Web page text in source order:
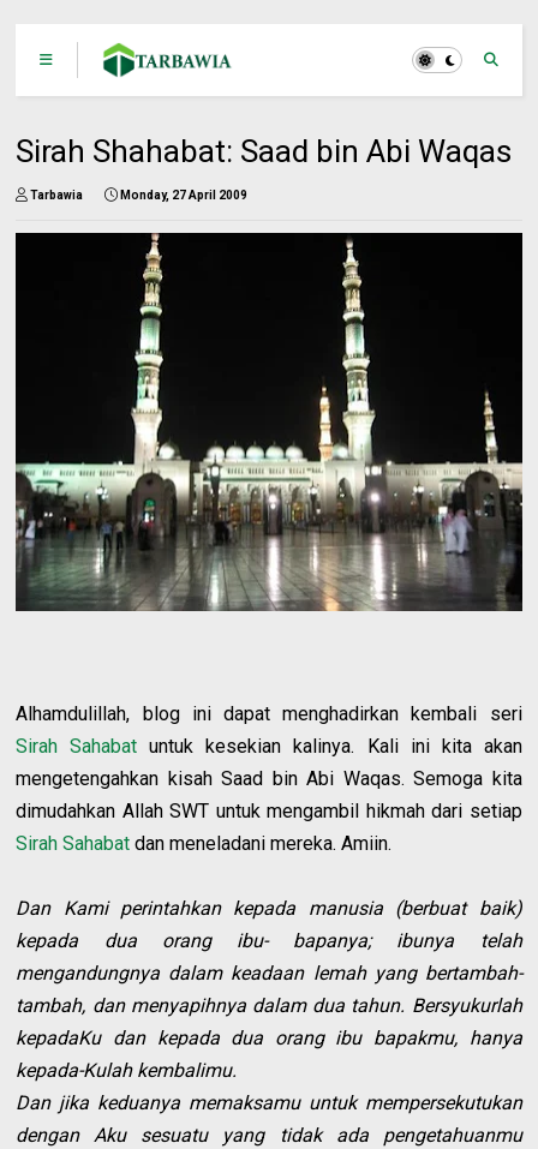
Sirah Shahabat: Saad bin Abi Waqas
Tarbawia Monday, 27 April 2009
Alhamdulillah, blog ini dapat menghadirkan kembali seri
Sirah Sahabat untuk kesekian kalinya. Kali ini kita akan
mengetengahkan kisah Saad bin Abi Waqas. Semoga kita
dimudahkan Allah SWT untuk mengambil hikmah dari setiap
Sirah Sahabat dan meneladani mereka. Amiin.
Dan Kami perintahkan kepada manusia (berbuat baik)
kepada dua orang ibu- bapanya; ibunya telah
mengandungnya dalam keadaan lemah yang bertambah-
tambah, dan menyapihnya dalam dua tahun. Bersyukurlah
kepadaKu dan kepada dua orang ibu bapakmu, hanya
kepada-Kulah kembalimu.
Dan jika keduanya memaksamu untuk mempersekutukan
dengan Aku sesuatu yang tidak ada pengetahuanmu